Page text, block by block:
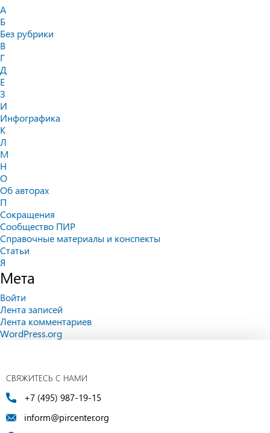
А
Б
Без рубрики
В
Г
Д
Е
З
И
Инфографика
К
Л
М
Н
О
Об авторах
П
Сокращения
Сообщество ПИР
Справочные материалы и конспекты
Статьи
Я
Мета
Войти
Лента записей
Лента комментариев
WordPress.org
СВЯЖИТЕСЬ С НАМИ
+7 (495) 987-19-15
inform@pircenter.org